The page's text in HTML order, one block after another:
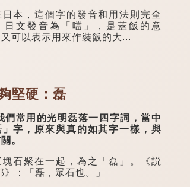
，這個字的發音和用法則完全
日文發音為「噹」，是蓋飯的意
可以表示用來作裝飯的大...
堅硬：磊
用的光明磊落一四字詞，當中
」字，原來與真的如其字一樣，與
。
聚在一起，為之「磊」。《説
》：「磊，眾石也。」